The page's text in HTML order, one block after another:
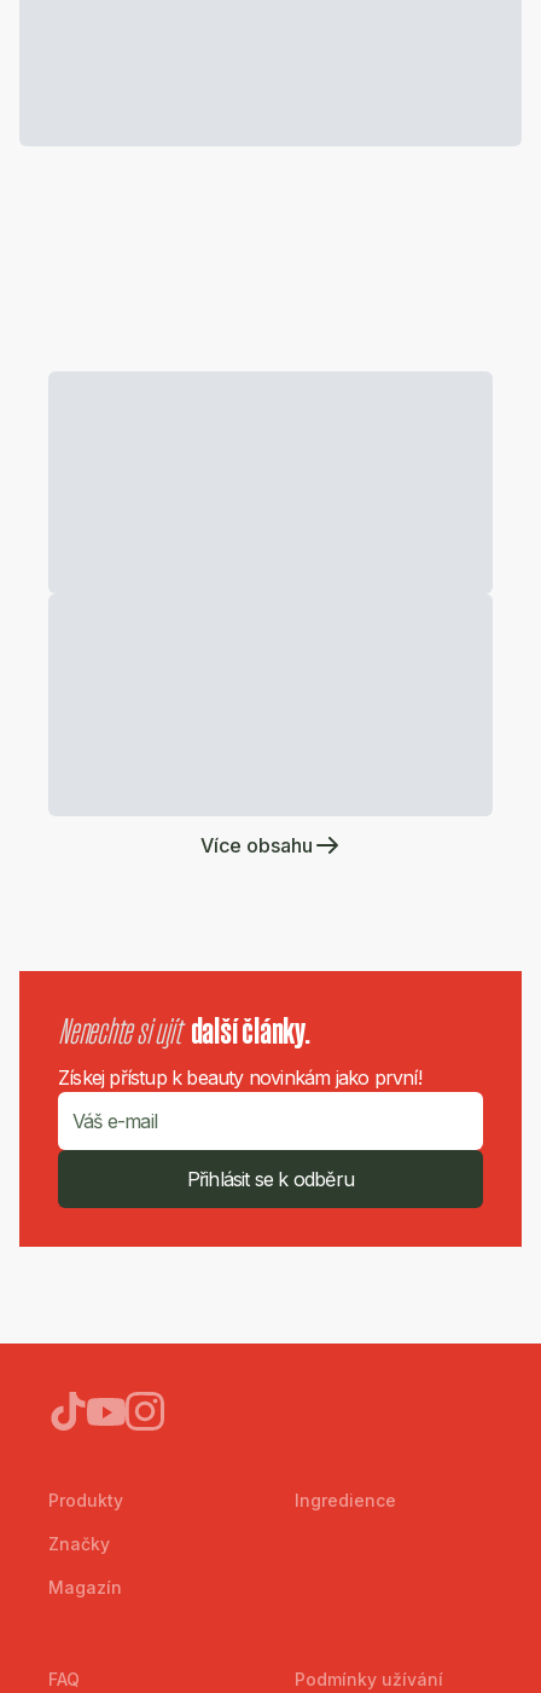
Více obsahu
Nenechte si ujít další články.
Získej přístup k beauty novinkám jako první!
Přihlásit se k odběru
Produkty
Značky
Magazín
Ingredience
FAQ Podmínky užívání